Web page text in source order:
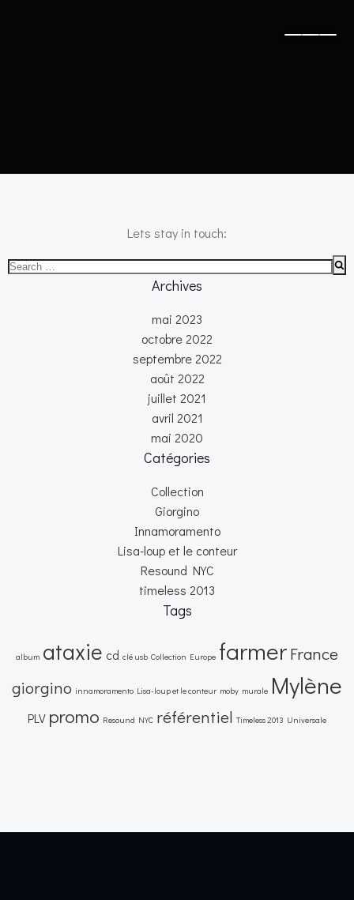
Lets stay in touch:
Search
Archives
mai 2023
octobre 2022
septembre 2022
août 2022
juillet 2021
avril 2021
mai 2020
Catégories
Collection
Giorgino
Innamoramento
Lisa-loup et le conteur
Resound NYC
timeless 2013
Tags
album ataxie cd clé usb Collection Europe farmerFrance
giorgino innamoramento Lisa-loup et le conteur moby murale Mylène
PLV promo Resound NYC référentiel Timeless 2013 Universale